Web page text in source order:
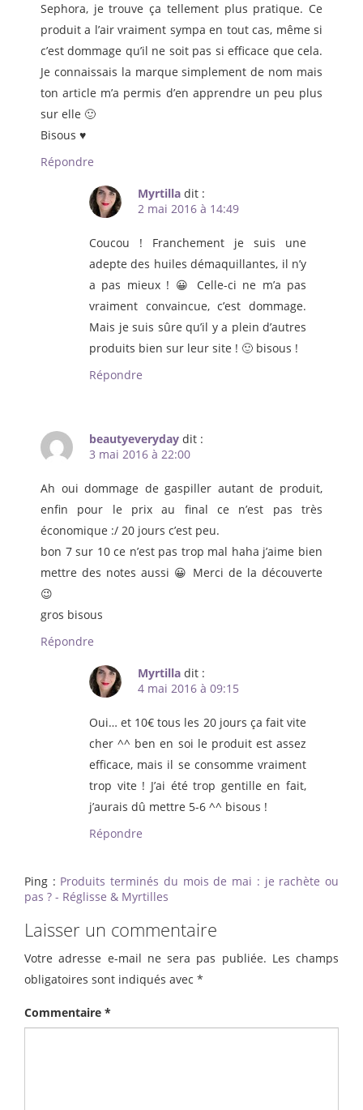
Sephora, je trouve ça tellement plus pratique. Ce
produit a l’air vraiment sympa en tout cas, même si
c’est dommage qu’il ne soit pas si efficace que cela.
Je connaissais la marque simplement de nom mais
ton article m’a permis d’en apprendre un peu plus
sur elle 🙂
Bisous ♥
Répondre
Myrtilla dit :
2 mai 2016 à 14:49
Coucou ! Franchement je suis une
adepte des huiles démaquillantes, il n’y
a pas mieux ! 😀 Celle-ci ne m’a pas
vraiment convaincue, c’est dommage.
Mais je suis sûre qu’il y a plein d’autres
produits bien sur leur site ! 🙂 bisous !
Répondre
beautyeveryday dit :
3 mai 2016 à 22:00
Ah oui dommage de gaspiller autant de produit,
enfin pour le prix au final ce n’est pas très
économique :/ 20 jours c’est peu.
bon 7 sur 10 ce n’est pas trop mal haha j’aime bien
mettre des notes aussi 😀 Merci de la découverte
😉
gros bisous
Répondre
Myrtilla dit :
4 mai 2016 à 09:15
Oui… et 10€ tous les 20 jours ça fait vite
cher ^^ ben en soi le produit est assez
efficace, mais il se consomme vraiment
trop vite ! J’ai été trop gentille en fait,
j’aurais dû mettre 5-6 ^^ bisous !
Répondre
Ping : Produits terminés du mois de mai : je rachète ou
pas ? - Réglisse & Myrtilles
Laisser un commentaire
Votre adresse e-mail ne sera pas publiée. Les champs
obligatoires sont indiqués avec *
Commentaire *